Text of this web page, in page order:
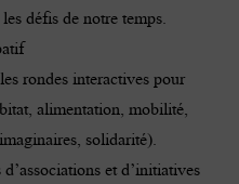
défis de notre temps.
rondes interactives pour
alimentation, mobilité,
solidarité).
et d’initiatives